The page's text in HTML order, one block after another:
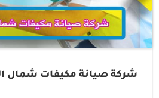
شركة صيانة مكيفات شمال الرياض